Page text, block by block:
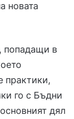
новата
попадащи в
практики,
го с Бъдни
дял